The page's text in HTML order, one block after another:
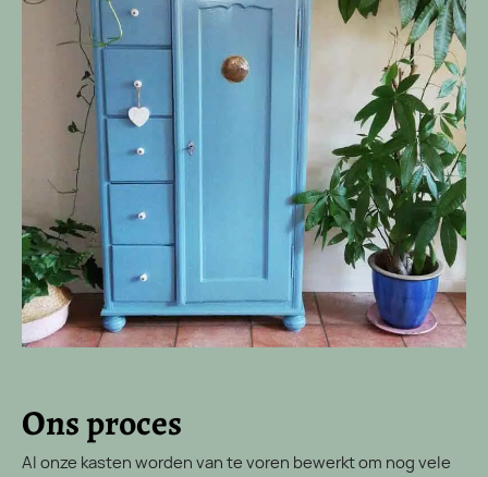
Ons proces
Al onze kasten worden van te voren bewerkt om nog vele